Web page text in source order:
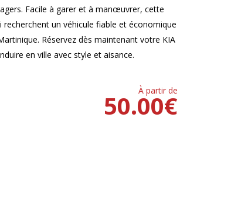
Facile à garer et à manœuvrer, cette
un véhicule fiable et économique
Réservez dès maintenant votre KIA
en ville avec style et aisance.
À partir de
€
50.00